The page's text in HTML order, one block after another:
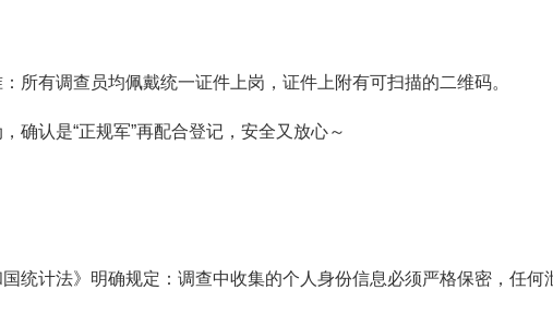
所有调查员均佩戴统一证件上岗，证件上附有可扫描的二维码。
确认是“正规军”再配合登记，安全又放心～
统计法》明确规定：调查中收集的个人身份信息必须严格保密，任何